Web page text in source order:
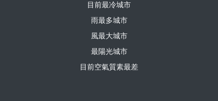
目前最冷城市
雨最多城市
風最大城市
最陽光城市
目前空氣質素最差